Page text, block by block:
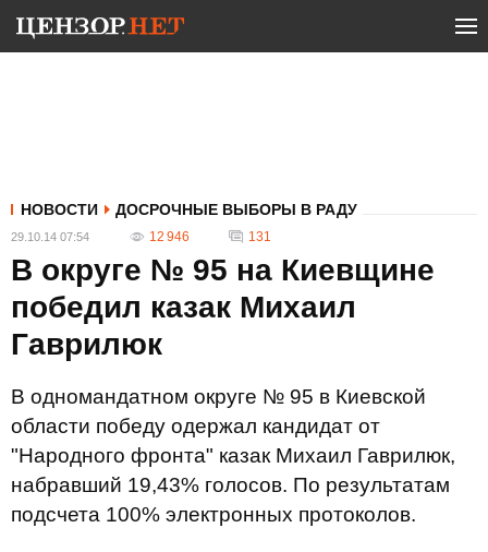
НОВОСТИ ДОСРОЧНЫЕ ВЫБОРЫ В РАДУ
29.10.14 07:54 12 946 131
В округе № 95 на Киевщине
победил казак Михаил
Гаврилюк
В одномандатном округе № 95 в Киевской
области победу одержал кандидат от
"Народного фронта" казак Михаил Гаврилюк,
набравший 19,43% голосов. По результатам
подсчета 100% электронных протоколов.